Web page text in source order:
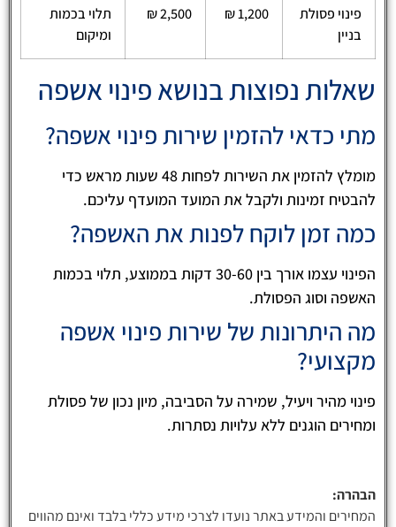
פינוי פסולת
בניין
1,200 ₪
2,500 ₪
תלוי בכמות
ומיקום
שאלות נפוצות בנושא פינוי אשפה
מתי כדאי להזמין שירות פינוי אשפה?
מומלץ להזמין את השירות לפחות 48 שעות מראש כדי
להבטיח זמינות ולקבל את המועד המועדף עליכם.
כמה זמן לוקח לפנות את האשפה?
הפינוי עצמו אורך בין 30-60 דקות בממוצע, תלוי בכמות
האשפה וסוג הפסולת.
מה היתרונות של שירות פינוי אשפה
מקצועי?
פינוי מהיר ויעיל, שמירה על הסביבה, מיון נכון של פסולת
ומחירים הוגנים ללא עלויות נסתרות.
הבהרה:
המחירים והמידע באתר נועדו לצרכי מידע כללי בלבד ואינם מהווים